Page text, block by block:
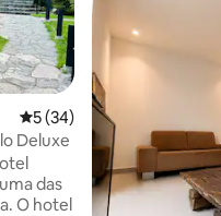
5 de uma avaliação média
5 (34)
Deluxe
das
O hotel